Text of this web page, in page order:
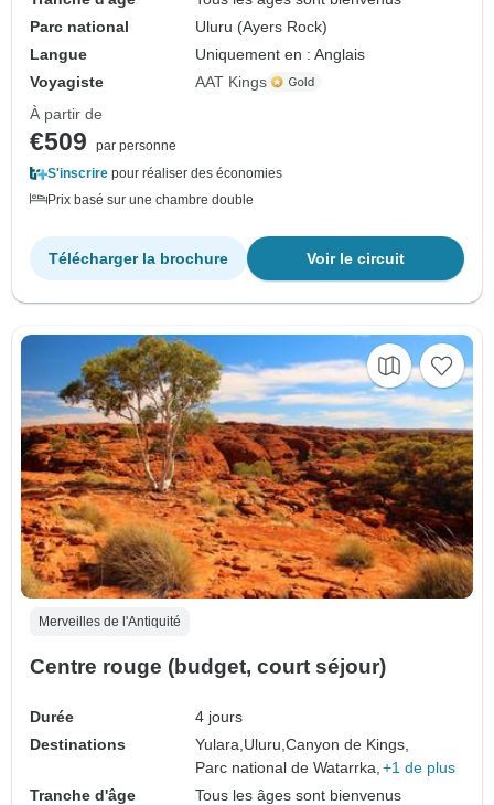
Parc national
Uluru (Ayers Rock)
Langue
Uniquement en : Anglais
Voyagiste
AAT Kings
À partir de
€509
par personne
S'inscrire pour réaliser des économies
Prix basé sur une chambre double
Voir le circuit
Télécharger la brochure
Merveilles de l'Antiquité
Centre rouge (budget, court séjour)
Durée
4 jours
Destinations
Yulara, Uluru,Canyon de Kings,
Parc national de Watarrka, +1 de plus
Tranche d'âge
Tous les âges sont bienvenus